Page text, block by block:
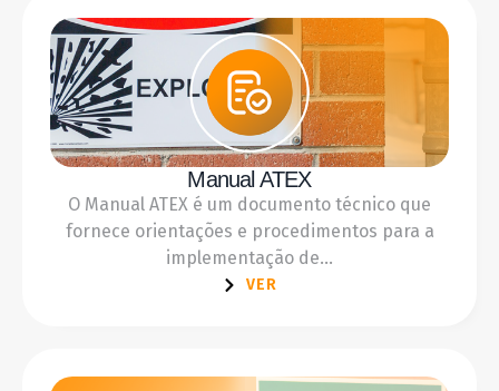
Manual ATEX
O Manual ATEX é um documento técnico que
fornece orientações e procedimentos para a
implementação de...
VER